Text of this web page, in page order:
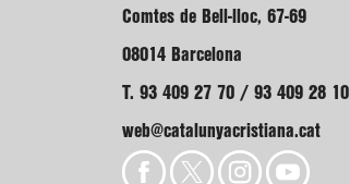
Comtes de Bell-lloc, 67-69
08014 Barcelona
T. 93 409 27 70 / 93 409 28 10
web@catalunyacristiana.cat